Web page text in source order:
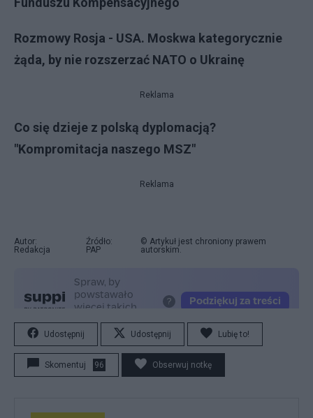
Rozmowy Rosja - USA. Moskwa kategorycznie
żąda, by nie rozszerzać NATO o Ukrainę
Reklama
Co się dzieje z polską dyplomacją?
"Kompromitacja naszego MSZ"
Reklama
Autor:
Redakcja
Źródło:
PAP
© Artykuł jest chroniony prawem
autorskim.
Udostępnij Udostępnij Lubię to!
Skomentuj 96 Obserwuj notkę